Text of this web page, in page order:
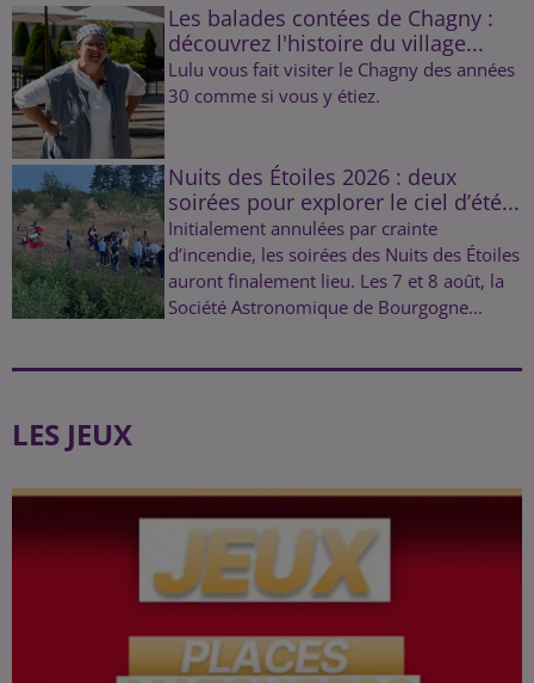
Les balades contées de Chagny :
découvrez l'histoire du village...
Lulu vous fait visiter le Chagny des années
30 comme si vous y étiez.
Nuits des Étoiles 2026 : deux
soirées pour explorer le ciel d’été...
Initialement annulées par crainte
d’incendie, les soirées des Nuits des Étoiles
auront finalement lieu. Les 7 et 8 août, la
Société Astronomique de Bourgogne...
LES JEUX